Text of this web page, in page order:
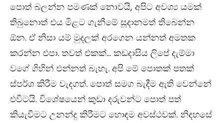
පොත් බලන්න පමණක් නොවයි, අපිට අවශ්‍ය යමක්
තිබුනොත් එය මිළට ගැනීමේ සූදානමත් තිබෙන්න
ඕන. ඒ නිසා යම් මුදලක් අරගෙන යන්නත් අමතක
කරන්න එපා. තවත් එකක්… කඩදාසිය ලිපේ දැම්මා
වගේ ගිහින් එන්නත් බැහැ. අපි මේ පොතක් පතක්
ස්පර්ශ කිරීම වැදගත්. පොත් සමග බැදීම ඇති වෙන්නේ
එවිටයි. විශේෂයෙන් කුඩා දරුවන්ට පොත් පත්
කියැවීමට උනන්දු කිරීමට හොඳම අවස්ථවක්. නිදහසේ